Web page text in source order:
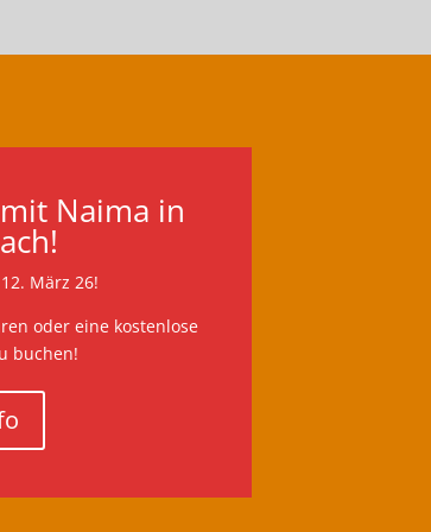
Naima in
März 26!
oder eine kostenlose
buchen!